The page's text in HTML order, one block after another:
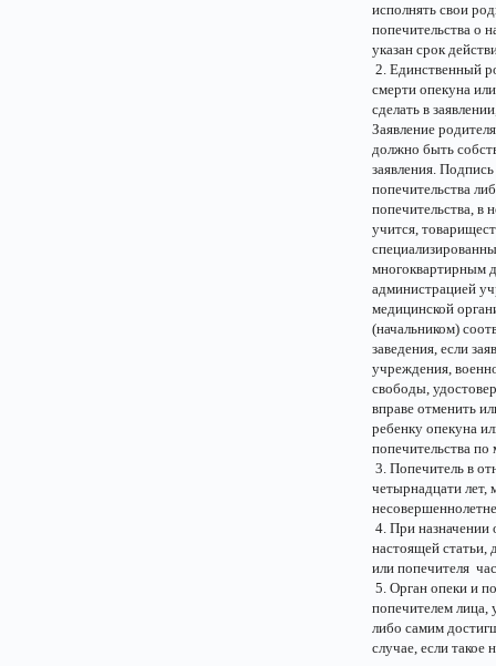
исполнять свои
попечительства о
указан срок
2. Единственный
смерти опекуна
сделать в
Заявление
должно быть
заявления.
попечительства
попечительства, в
учится,
многоквартирным
администрацией
медицинской
(начальником)
заведения, если
учреждения,
свободы,
вправе отменить
ребенку опекуна
попечительства по
3. Попечитель в
четырнадцати лет,
4. При назначении
настоящей статьи,
или попечителя
5. Орган опеки и
попечителем лица,
либо самим
случае, если такое